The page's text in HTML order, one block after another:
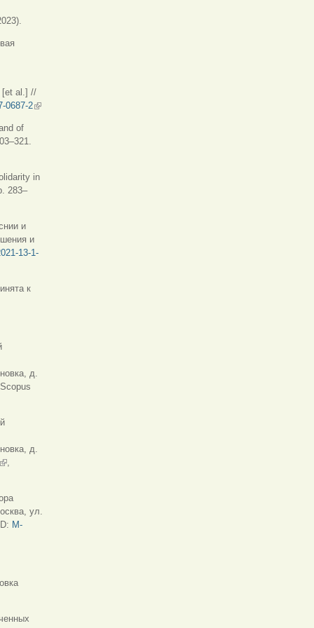
[et al.] //
0687-2(внешняя ссылка)
of
in
283–
и
и
13-1-
к
д.
ссылка)
д.
(внешняя ссылка)
,
ул.
M-